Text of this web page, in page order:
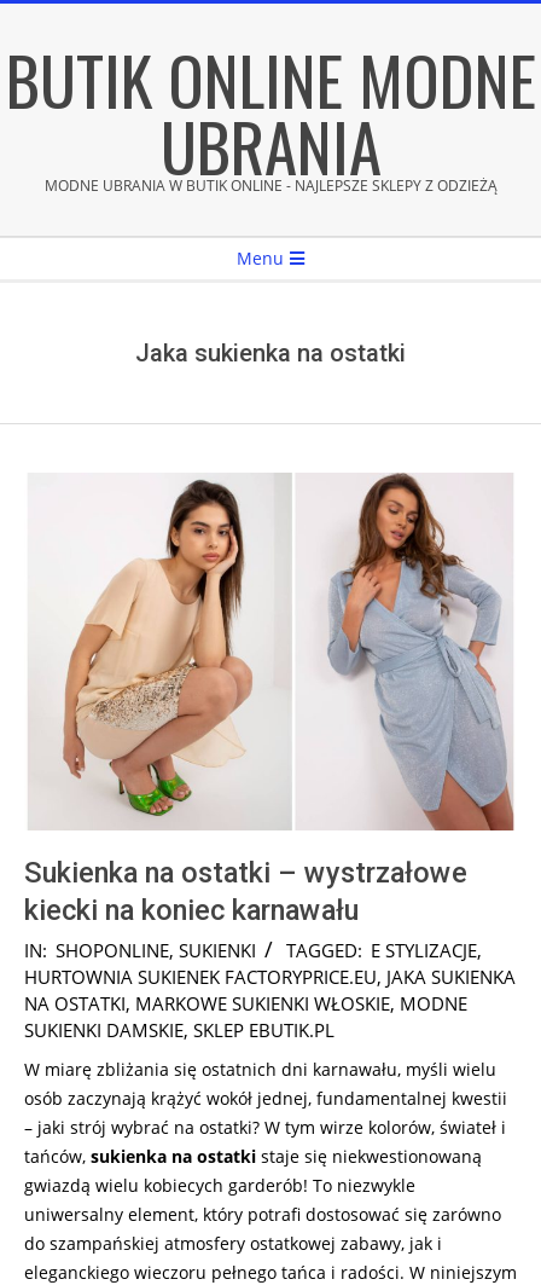
content
BUTIK ONLINE MODNE
UBRANIA
MODNE UBRANIA W BUTIK ONLINE - NAJLEPSZE SKLEPY Z ODZIEŻĄ
Menu
Jaka sukienka na ostatki
Sukienka na ostatki – wystrzałowe
kiecki na koniec karnawału
2026-
02-
17
IN: SHOPONLINE, SUKIENKI TAGGED: E STYLIZACJE,
HURTOWNIA SUKIENEK FACTORYPRICE.EU, JAKA SUKIENKA
NA OSTATKI, MARKOWE SUKIENKI WŁOSKIE, MODNE
SUKIENKI DAMSKIE, SKLEP EBUTIK.PL
W miarę zbliżania się ostatnich dni karnawału, myśli wielu
osób zaczynają krążyć wokół jednej, fundamentalnej kwestii
– jaki strój wybrać na ostatki? W tym wirze kolorów, świateł i
tańców, sukienka na ostatki staje się niekwestionowaną
gwiazdą wielu kobiecych garderób! To niezwykle
uniwersalny element, który potrafi dostosować się zarówno
do szampańskiej atmosfery ostatkowej zabawy, jak i
eleganckiego wieczoru pełnego tańca i radości. W niniejszym